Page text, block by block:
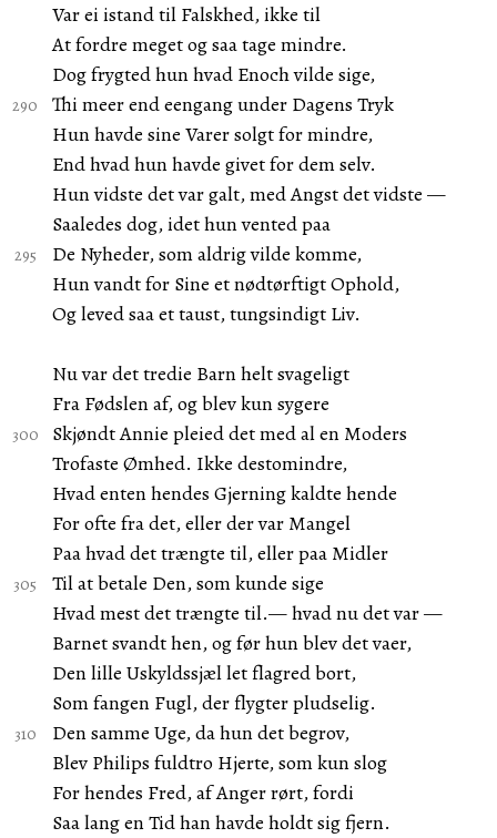
Var ei istand til Falskhed, ikke til
At fordre meget og saa tage mindre.
Dog frygted hun hvad Enoch vilde sige,
Thi meer end eengang under Dagens Tryk
Hun havde sine Varer solgt for mindre,
End hvad hun havde givet for dem selv.
Hun vidste det var galt, med Angst det vidste —
Saaledes dog, idet hun vented paa
De Nyheder, som aldrig vilde komme,
Hun vandt for Sine et nødtørftigt Ophold,
Og leved saa et taust, tungsindigt Liv.
Nu var det tredie Barn helt svageligt
Fra Fødslen af, og blev kun sygere
Skjøndt Annie pleied det med al en Moders
Trofaste Ømhed. Ikke destomindre,
Hvad enten hendes Gjerning kaldte hende
For ofte fra det, eller der var Mangel
Paa hvad det trængte til, eller paa Midler
Til at betale Den, som kunde sige
Hvad mest det trængte til.— hvad nu det var —
Barnet svandt hen, og før hun blev det vaer,
Den lille Uskyldssjæl let flagred bort,
Som fangen Fugl, der flygter pludselig.
Den samme Uge, da hun det begrov,
Blev Philips fuldtro Hjerte, som kun slog
For hendes Fred, af Anger rørt, fordi
Saa lang en Tid han havde holdt sig fjern.